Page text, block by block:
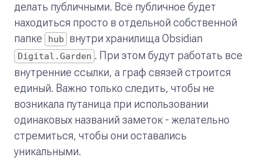
делать публичными. Всё публичное будет
находиться просто в отдельной собственной
папке
hub внутри хранилища Obsidian
Digital.Garden . При этом будут работать все
внутренние ссылки, а граф связей строится
единый. Важно только следить, чтобы не
возникала путаница при использовании
одинаковых названий заметок - желательно
стремиться, чтобы они оставались
уникальными.